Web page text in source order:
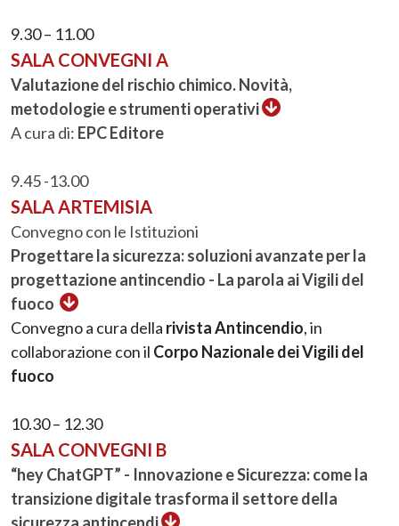
9.30 – 11.00
SALA CONVEGNI A
Valutazione del rischio chimico. Novità,
metodologie e strumenti operativi
A cura di: EPC Editore
9.45 -13.00
SALA ARTEMISIA
Convegno con le Istituzioni
Progettare la sicurezza: soluzioni avanzate per la
progettazione antincendio - La parola ai Vigili del
fuoco
Convegno a cura della rivista Antincendio, in
collaborazione con il Corpo Nazionale dei Vigili del
fuoco
10.30 – 12.30
SALA CONVEGNI B
“hey ChatGPT” - Innovazione e Sicurezza: come la
transizione digitale trasforma il settore della